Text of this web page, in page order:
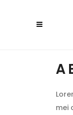
mei